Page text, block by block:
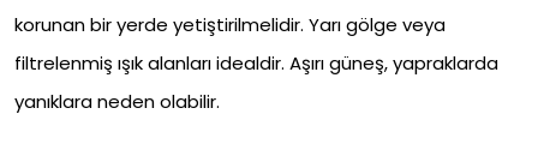
korunan bir yerde yetiştirilmelidir. Yarı gölge veya
filtrelenmiş ışık alanları idealdir. Aşırı güneş, yapraklarda
yanıklara neden olabilir.